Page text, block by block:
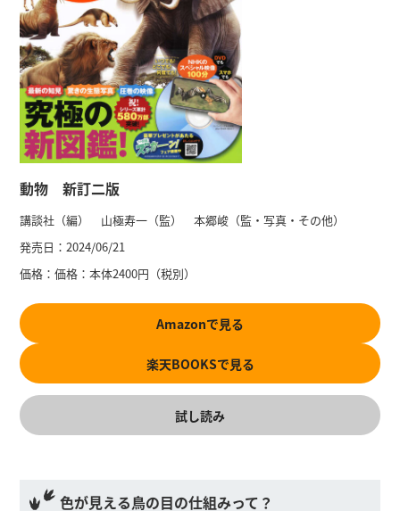
動物 新訂二版
講談社（編） 山極寿一（監） 本郷峻（監・写真・その他）
発売日：2024/06/21
価格：価格：本体2400円（税別）
Amazonで見る
楽天BOOKSで見る
試し読み
色が見える鳥の目の仕組みって？